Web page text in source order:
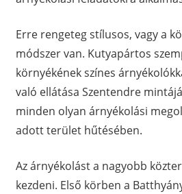
Erre rengeteg stílusos, vagy a
módszer van. Kutyapártos
környékének színes
való ellátása Szentendre
minden olyan árnyékolási
adott terület hűtésében.
Az árnyékolást a nagyobb
kezdeni. Első körben a